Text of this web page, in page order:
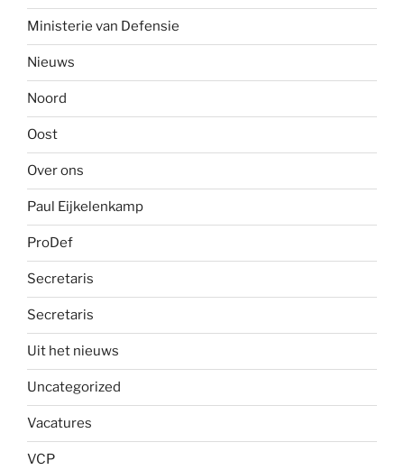
Ministerie van Defensie
Nieuws
Noord
Oost
Over ons
Paul Eijkelenkamp
ProDef
Secretaris
Secretaris
Uit het nieuws
Uncategorized
Vacatures
VCP